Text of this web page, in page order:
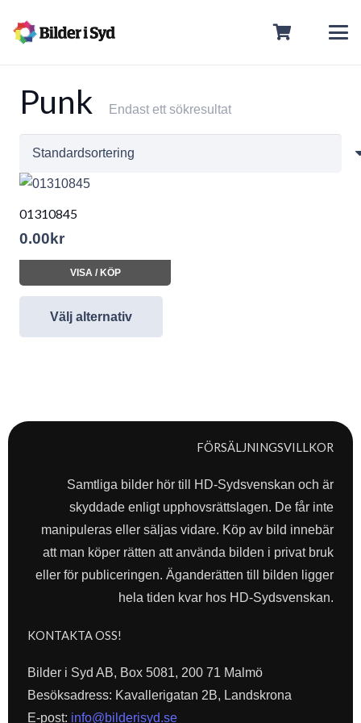
Punk Endast ett sökresultat
01310845
0.00 kr
VISA / KÖP
Välj alternativ
FÖRSÄLJNINGSVILLKOR
Samtliga bilder hör till HD-Sydsvenskan och är
skyddade enligt upphovsrättslagen. De får inte
manipuleras eller säljas vidare. Köp av bild innebär
att man köper rätten att använda bilden i privat bruk
eller för publiceringen. Äganderätten till bilden ligger
hela tiden kvar hos HD-Sydsvenskan.
KONTAKTA OSS!
Bilder i Syd AB, Box 5081, 200 71 Malmö
Besöksadress: Kavallerigatan 2B, Landskrona
E-post: info@bilderisyd.se